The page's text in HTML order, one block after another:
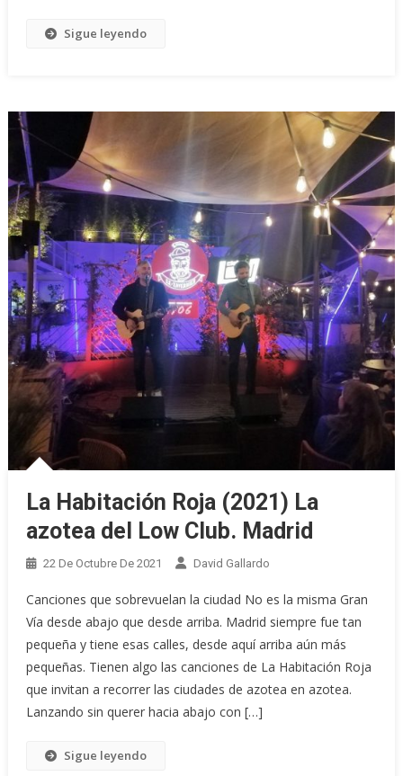
Sigue leyendo
La Habitación Roja (2021) La
azotea del Low Club. Madrid
22 De Octubre De 2021 David Gallardo
Canciones que sobrevuelan la ciudad No es la misma Gran
Vía desde abajo que desde arriba. Madrid siempre fue tan
pequeña y tiene esas calles, desde aquí arriba aún más
pequeñas. Tienen algo las canciones de La Habitación Roja
que invitan a recorrer las ciudades de azotea en azotea.
Lanzando sin querer hacia abajo con […]
Sigue leyendo